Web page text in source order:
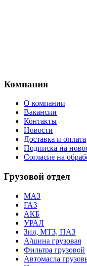
Компания
О компании
Вакансии
Контакты
Новости
Доставка и оплата
Подписка на
Согласие на
Грузовой отдел
МАЗ
ГАЗ
АКБ
УРАЛ
Зил, МТЗ, ПАЗ
А/шина грузовая
Фильтра грузовой
Автомасла